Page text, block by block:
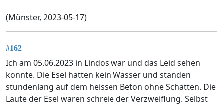
(Münster, 2023-05-17)
#162
Ich am 05.06.2023 in Lindos war und das Leid sehen
konnte. Die Esel hatten kein Wasser und standen
stundenlang auf dem heissen Beton ohne Schatten. Die
Laute der Esel waren schreie der Verzweiflung. Selbst